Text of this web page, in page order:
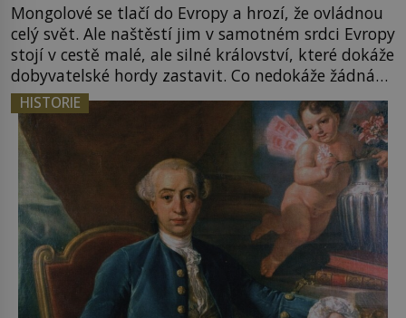
Mongolové se tlačí do Evropy a hrozí, že ovládnou
celý svět. Ale naštěstí jim v samotném srdci Evropy
stojí v cestě malé, ale silné království, které dokáže
dobyvatelské hordy zastavit. Co nedokáže žádná
z asijských říší, co nedokážou Němci – to dokáže
český král. Nebo že by ne? Mongolové od roku 1223
postupují podél Kaspického a Azovského moře, […]
HISTORIE